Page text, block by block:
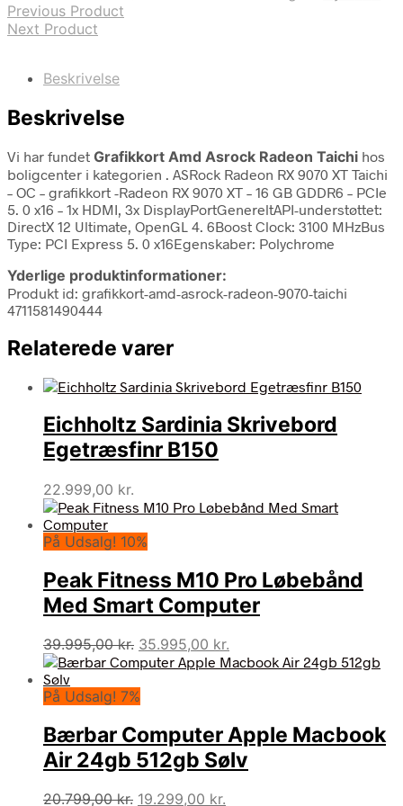
Previous Product
Next Product
Beskrivelse
Beskrivelse
Vi har fundet Grafikkort Amd Asrock Radeon Taichi hos
boligcenter i kategorien . ASRock Radeon RX 9070 XT Taichi
– OC – grafikkort -Radeon RX 9070 XT – 16 GB GDDR6 – PCIe
5. 0 x16 – 1x HDMI, 3x DisplayPortGenereltAPI-understøttet:
DirectX 12 Ultimate, OpenGL 4. 6Boost Clock: 3100 MHzBus
Type: PCI Express 5. 0 x16Egenskaber: Polychrome
Yderlige produktinformationer:
Produkt id: grafikkort-amd-asrock-radeon-9070-taichi
4711581490444
Relaterede varer
Eichholtz Sardinia Skrivebord
Egetræsfinr B150
22.999,00 kr.
På Udsalg! 10%
Peak Fitness M10 Pro Løbebånd
Med Smart Computer
39.995,00kr. Den
oprindelige
var:
35.995,00 kr.
aktuelle
På Udsalg! 7%
Bærbar Computer Apple Macbook
Air 24gb 512gb Sølv
20.799,00kr. Den
19.299,00 kr.